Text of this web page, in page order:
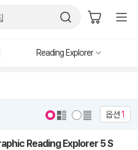
Reading Explorer
옵션1
Reading Explorer 5 S